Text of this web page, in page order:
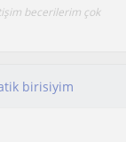
becerilerim çok
birisiyim